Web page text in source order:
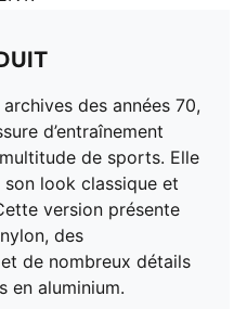
des années 70,
d’entraînement
de sports. Elle
son look classique et
version présente
des
de nombreux détails
en aluminium.